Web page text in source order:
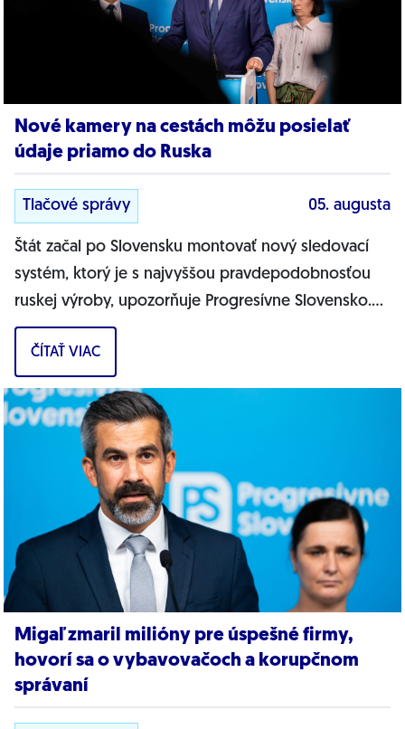
Nové kamery na cestách môžu posielať
údaje priamo do Ruska
Tlačové správy 05. augusta
Štát začal po Slovensku montovať nový sledovací
systém, ktorý je s najvyššou pravdepodobnosťou
ruskej výroby, upozorňuje Progresívne Slovensko.
Na našich cestách sa objavujú nové...
ČÍTAŤ VIAC
Migaľ zmaril milióny pre úspešné firmy,
hovorí sa o vybavovačoch a korupčnom
správaní